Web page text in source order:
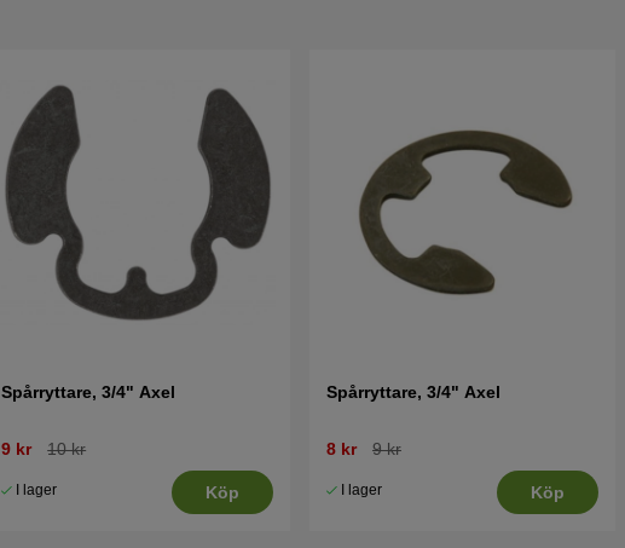
Spårryttare, 3/4" Axel
9 kr 10 kr
I lager Köp
Spårryttare, 3/4" Axel
8 kr 9 kr
I lager Köp